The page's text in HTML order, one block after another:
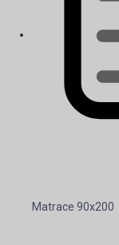
Matrace 90x200